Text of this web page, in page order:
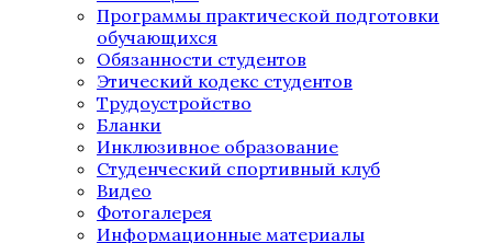
Программы практической подготовки
обучающихся
Обязанности студентов
Этический кодекс студентов
Трудоустройство
Бланки
Инклюзивное образование
Студенческий спортивный клуб
Видео
Фотогалерея
Информационные материалы